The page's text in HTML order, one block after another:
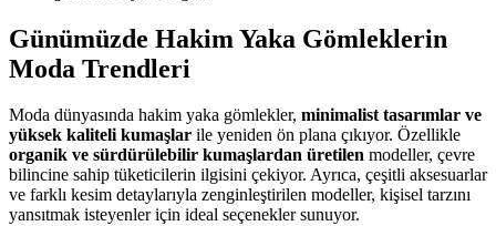
Günümüzde Hakim Yaka Gömleklerin
Moda Trendleri
Moda dünyasında hakim yaka gömlekler, minimalist tasarımlar ve
yüksek kaliteli kumaşlar ile yeniden ön plana çıkıyor. Özellikle
organik ve sürdürülebilir kumaşlardan üretilen modeller, çevre
bilincine sahip tüketicilerin ilgisini çekiyor. Ayrıca, çeşitli aksesuarlar
ve farklı kesim detaylarıyla zenginleştirilen modeller, kişisel tarzını
yansıtmak isteyenler için ideal seçenekler sunuyor.